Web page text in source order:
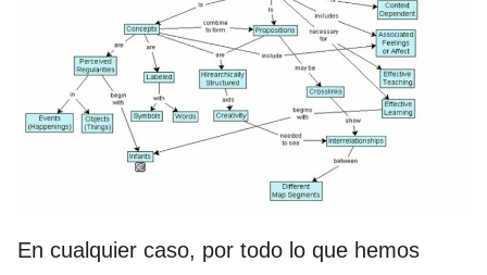
En cualquier caso, por todo lo que hemos